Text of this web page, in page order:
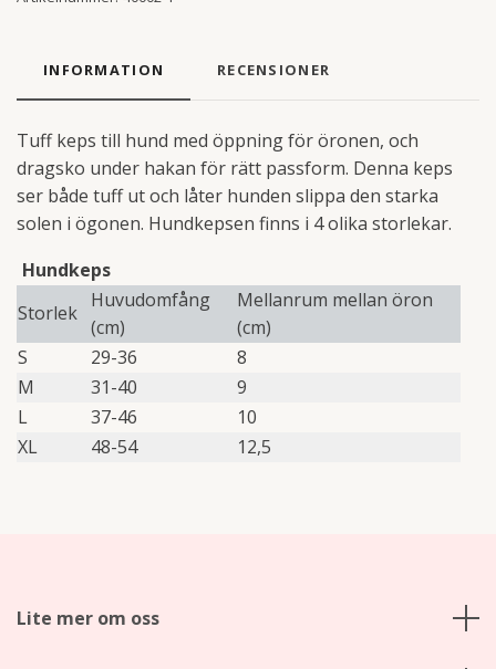
INFORMATION RECENSIONER
Tuff keps till hund med öppning för öronen, och
dragsko under hakan för rätt passform. Denna keps
ser både tuff ut och låter hunden slippa den starka
solen i ögonen. Hundkepsen finns i 4 olika storlekar.
Hundkeps
Storlek
Huvudomfång
(cm)
Mellanrum mellan öron
(cm)
S
29-36
8
M
31-40
9
L
37-46
10
XL
48-54 12,5
Lite mer om oss